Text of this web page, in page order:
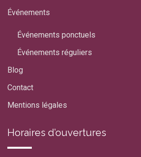
Événements
Événements ponctuels
Événements réguliers
Blog
Contact
Mentions légales
Horaires d’ouvertures